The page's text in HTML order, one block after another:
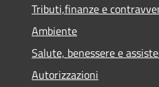
Tributi,finanze e
Ambiente
Salute, benessere e
Autorizzazioni